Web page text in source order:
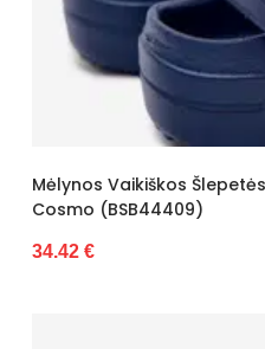
Mėlynos Vaikiškos
Cosmo (BSB44409)
34.42 €